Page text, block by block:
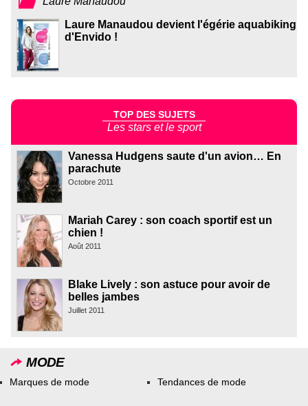
Laure Manaudou devient l'égérie aquabiking
d'Envido !
TOP DES SUJETS
Les stars et le sport
Vanessa Hudgens saute d'un avion… En
parachute
Octobre 2011
Mariah Carey : son coach sportif est un
chien !
Août 2011
Blake Lively : son astuce pour avoir de
belles jambes
Juillet 2011
MODE
Marques de mode Tendances de mode